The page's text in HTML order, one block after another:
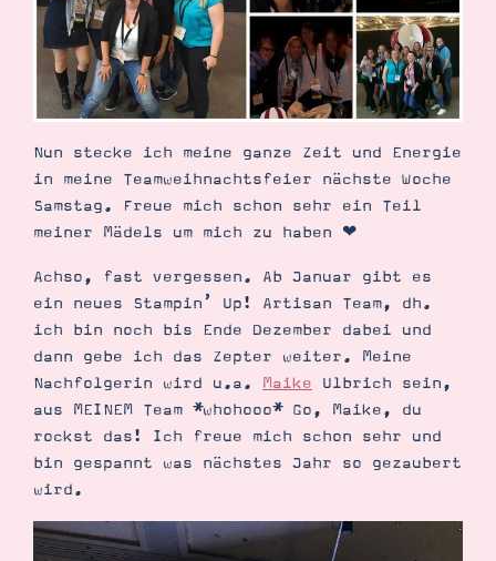
Nun stecke ich meine ganze Zeit und Energie
in meine Teamweihnachtsfeier nächste Woche
Samstag. Freue mich schon sehr ein Teil
meiner Mädels um mich zu haben ❤︎
Achso, fast vergessen. Ab Januar gibt es
ein neues Stampin’ Up! Artisan Team, dh.
ich bin noch bis Ende Dezember dabei und
dann gebe ich das Zepter weiter. Meine
Nachfolgerin wird u.a. Maike Ulbrich sein,
aus MEINEM Team *whohooo* Go, Maike, du
rockst das! Ich freue mich schon sehr und
bin gespannt was nächstes Jahr so gezaubert
wird.